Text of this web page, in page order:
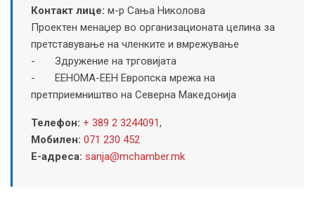
Контакт лице: м-р Сања Николова
Проектен менаџер во организационата целина за
претставување на членките и вмрежување
- Здружение на трговијата
- ЕЕНОМА-EEН Европска мрежа на
претприемништво на Северна Македонија
Телефон: + 389 2 3244091,
Мобилен: 071 230 452
Е-адреса: sanja@mchamber.mk